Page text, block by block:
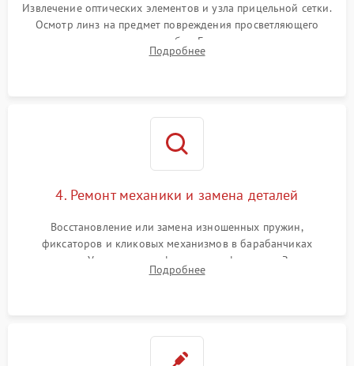
Извлечение оптических элементов и узла прицельной сетки.
Осмотр линз на предмет повреждения просветляющего
покрытия или появления грибка. Бережная очистка стекол
спецрастворами. Проверка целостности гравированной
Подробнее
4. Ремонт механики и замена деталей
Восстановление или замена изношенных пружин,
фиксаторов и кликовых механизмов в барабанчиках
поправок. Устранение люфтов в трансфокаторе. Замена
поврежденных линз, разбитой сетки или восстановление
Подробнее